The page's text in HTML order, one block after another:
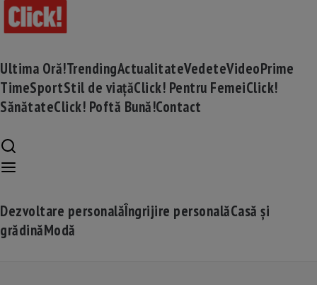
Ultima Oră!TrendingActualitateVedeteVideoPrime
TimeSportStil de viațăClick! Pentru FemeiClick!
SănătateClick! Poftă Bună!Contact
Dezvoltare personalăÎngrijire personalăCasă și
grădinăModă